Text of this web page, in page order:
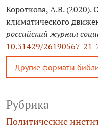
Рубрика
Политические
Короткова, А.В. (2020).
климатического
российский журнал
10.31429/26190567-
Другие форматы